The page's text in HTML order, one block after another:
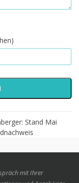
Stand Mai
mit Ihrer